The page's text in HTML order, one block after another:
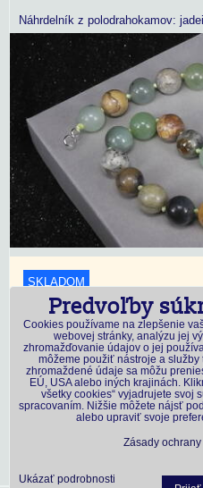
Náhrdelník z polodrahokamov:
SKLADOM
18,45 €s DPH
Dostupnosť:Skladom
ks DO KOŠÍKA
Predvoľby
Cookies používame na zlepšenie
webovej stránky, analýzu jej
zhromažďovanie údajov o jej
môžeme použiť nástroje a služby
zhromaždené údaje sa môžu
EÚ, USA alebo iných krajinách.
všetky cookies“ vyjadrujete svoj
spracovaním. Nižšie môžete nájsť
alebo upraviť svoje
Zásady
Ukázať podrobnosti